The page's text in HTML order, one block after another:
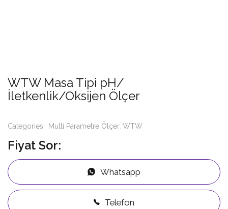
WTW Masa Tipi pH/
İletkenlik/Oksijen Ölçer
Categories: Multi Parametre Ölçer WTW
Fiyat Sor:
Whatsapp
Telefon